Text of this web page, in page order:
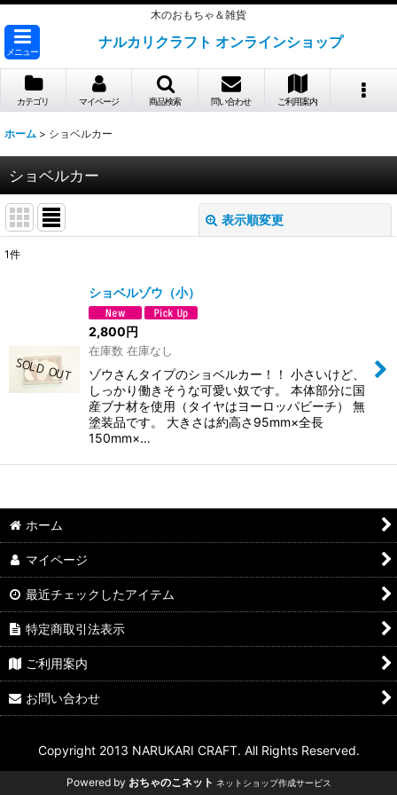
木のおもちゃ＆雑貨
メニュー
ナルカリクラフト オンラインショップ
カテゴリ マイページ 商品検索 問い合わせ ご利用案内
ホーム > ショベルカー
ショベルカー
表示順変更
絞り込む
1件
ショベルゾウ（小）
2,800円
在庫数 在庫なし
ゾウさんタイプのショベルカー！！ 小さいけど、
しっかり働きそうな可愛い奴です。 本体部分に国
産ブナ材を使用（タイヤはヨーロッパビーチ） 無
塗装品です。 大きさは約高さ95mm×全長
150mm×…
ホーム
マイページ
最近チェックしたアイテム
特定商取引法表示
ご利用案内
お問い合わせ
Copyright 2013 NARUKARI CRAFT. All Rights Reserved.
Powered by おちゃのこネット ネットショップ作成サービス